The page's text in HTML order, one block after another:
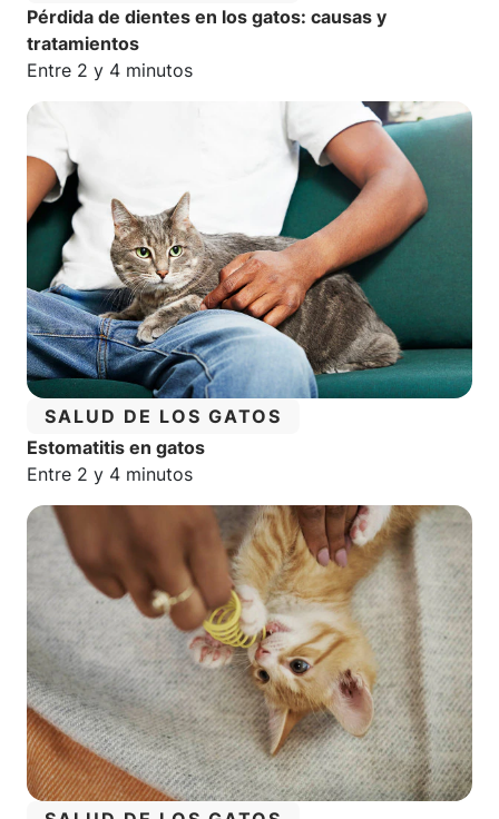
Pérdida de dientes en los gatos: causas y
tratamientos
Tiempo estimado de lectura:
Entre 2 y 4 minutos
CATEGORÍA:
SALUD DE LOS GATOS
Estomatitis en gatos
Tiempo estimado de lectura:
Entre 2 y 4 minutos